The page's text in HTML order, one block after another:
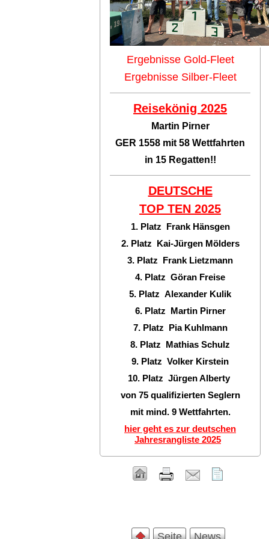
Ergebnisse Gold-Fleet
Ergebnisse Silber-Fleet
Reisekönig 2025
Martin Pirner
GER 1558 mit 58 Wettfahrten
in 15 Regatten!!
DEUTSCHE
TOP TEN 2025
1. Platz Frank Hänsgen
2. Platz Kai-Jürgen Mölders
3. Platz Frank Lietzmann
4. Platz Göran Freise
5. Platz Alexander Kulik
6. Platz Martin Pirner
7. Platz Pia Kuhlmann
8. Platz Mathias Schulz
9. Platz Volker Kirstein
10. Platz Jürgen Alberty
von 75 qualifizierten Seglern
mit mind. 9 Wettfahrten.
hier geht es zur deutschen
Jahresrangliste 2025
Seite News